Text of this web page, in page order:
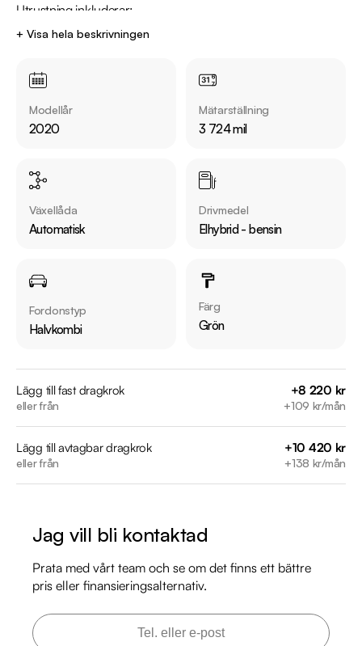
Utrustning inkluderar:
  - Style
Årsskatt: Endast 360 kr
Vid blandad körning är förbrukning endast 0.37 l/mil
Endast två tidigare brukare
Möjlighet till 12-60 månaders garanti
2022-04-21 - 1158 mil
2024-06-25 - 2327 mil
2025-05-11 - 2646 mil
Besök
https://www.riddermarkbil.se/kopa-bil/toyota/ouj74u/
• Reservera bilen direkt online
Därför ska du välja Riddermark Bil Linköping:
* Störst i Sverige på begagnade bilar
* Erbjuder hemleverans i hela Sverige
+ Visa hela beskrivningen
Modellår
2020
Mätarställning
3 724 mil
Växellåda
Automatisk
Drivmedel
Elhybrid - bensin
Fordonstyp
Halvkombi
Färg
Grön
Lägg till fast dragkrok
eller från
+8 220 kr
+109 kr/mån
Lägg till avtagbar dragkrok
eller från
+10 420 kr
+138 kr/mån
Jag vill bli kontaktad
Prata med vårt team och se om det finns ett bättre
pris eller finansieringsalternativ.